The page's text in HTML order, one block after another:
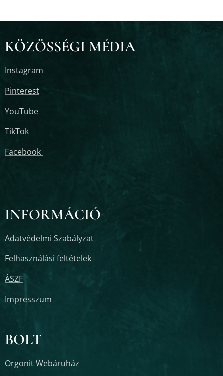
KÖZÖSSÉGI MÉDIA
Instagram
Pinterest
YouTube
TikTok
Facebook
INFORMÁCIÓ
Adatvédelmi Szabályzat
Felhasználási feltételek
ÁSZF
Impresszum
BOLT
Orgonit Webáruház